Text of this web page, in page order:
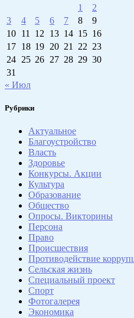
1
2
3
4 5 6 7 8
9
10 11 12 13 14 15 16
17 18 19 20 21 22 23
24 25 26 27 28 29 30
31
« Июл
Рубрики
Актуальное
Благоустройство
Власть
Здоровье
Конкурсы. Акции
Культура
Образование
Общество
Опросы. Викторины
Персона
Право
Происшествия
Противодействие
Сельская жизнь
Специальный проект
Спорт
Фотогалерея
Экономика